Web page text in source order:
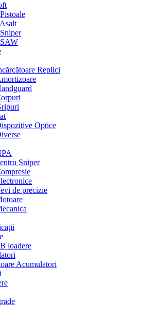
Replici
Optice
Sniper
de precizie
loadere
Acumulatori